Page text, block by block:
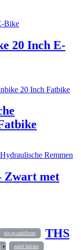
20 Inch E-
Zwart met
zip sp zadelhoes
zadel fatbike
THS